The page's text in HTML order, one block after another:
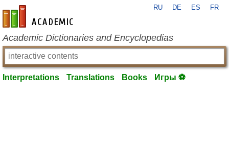
en-academic.com
RU DE ES FR
Academic Dictionaries and Encyclopedias
Interpretations Translations Books Игры ⚽